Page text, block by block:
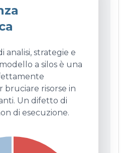
analisi, strategie e
a silos è una
risorse in
Un difetto di
di esecuzione.